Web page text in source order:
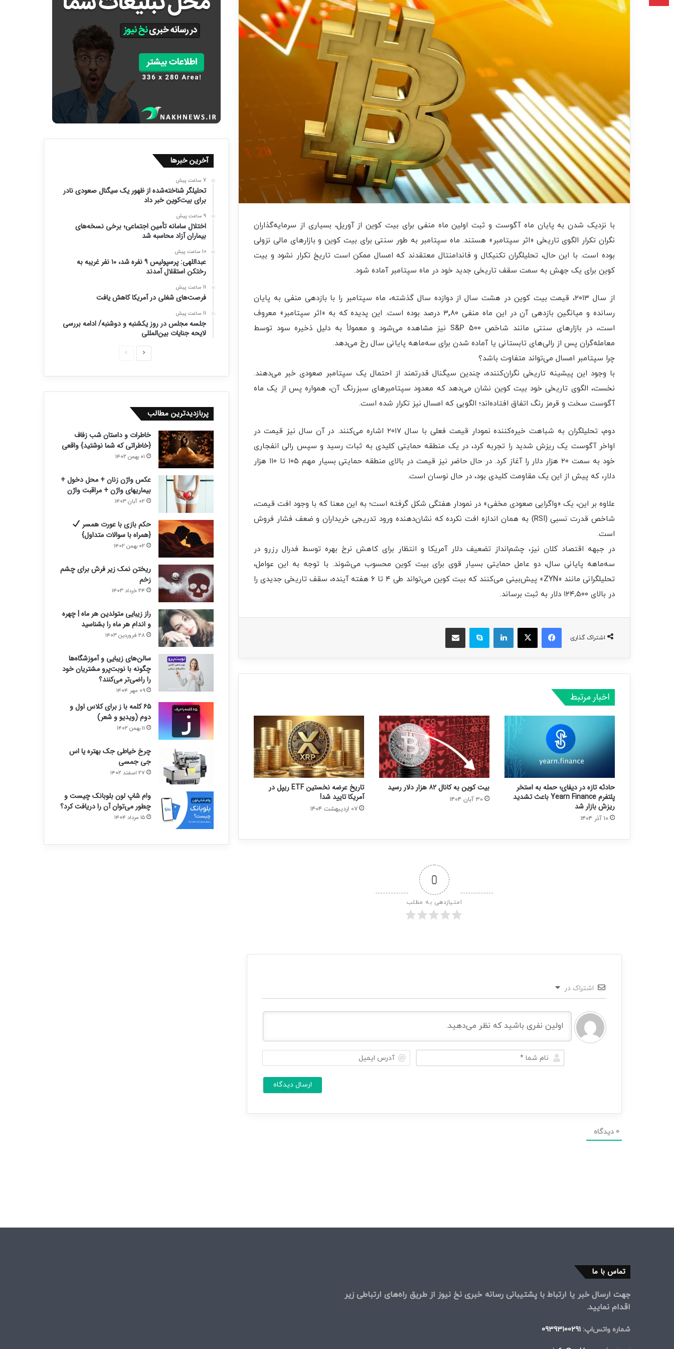
با نزدیک شدن به پایان ماه آگوست و ثبت اولین ماه منفی برای بیت‌ کوین از آوریل، بسیاری از سرمایه‌گذاران
نگران تکرار الگوی تاریخی «اثر سپتامبر» هستند. ماه سپتامبر به طور سنتی برای بیت‌ کوین و بازارهای مالی نزولی
بوده است. با این حال، تحلیلگران تکنیکال و فاندامنتال معتقدند که امسال ممکن است تاریخ تکرار نشود و بیت‌
کوین برای یک جهش به سمت سقف تاریخی جدید خود در ماه سپتامبر آماده شود.
از سال ۲۰۱۳، قیمت بیت‌ کوین در هشت سال از دوازده سال گذشته، ماه سپتامبر را با بازدهی منفی به پایان
رسانده و میانگین بازدهی آن در این ماه منفی ۳٬۸۰ درصد بوده است. این پدیده که به «اثر سپتامبر» معروف
است، در بازارهای سنتی مانند شاخص S&P ۵۰۰ نیز مشاهده می‌شود و معمولاً به دلیل ذخیره سود توسط
معامله‌گران پس از رالی‌های تابستانی یا آماده شدن برای سه‌ماهه پایانی سال رخ می‌دهد.
چرا سپتامبر امسال می‌تواند متفاوت باشد؟
با وجود این پیشینه تاریخی نگران‌کننده، چندین سیگنال قدرتمند از احتمال یک سپتامبر صعودی خبر می‌دهند.
نخست، الگوی تاریخی خود بیت‌ کوین نشان می‌دهد که معدود سپتامبرهای سبزرنگ آن، همواره پس از یک ماه
آگوست سخت و قرمز رنگ اتفاق افتاده‌اند؛ الگویی که امسال نیز تکرار شده است.
دوم، تحلیلگران به شباهت خیره‌کننده نمودار قیمت فعلی با سال ۲۰۱۷ اشاره می‌کنند. در آن سال نیز قیمت در
اواخر آگوست یک ریزش شدید را تجربه کرد، در یک منطقه حمایتی کلیدی به ثبات رسید و سپس رالی انفجاری
خود به سمت ۲۰ هزار دلار را آغاز کرد. در حال حاضر نیز قیمت در بالای منطقه حمایتی بسیار مهم ۱۰۵ تا ۱۱۰ هزار
دلار، که پیش از این یک مقاومت کلیدی بود، در حال نوسان است.
علاوه بر این، یک «واگرایی صعودی مخفی» در نمودار هفتگی شکل گرفته است؛ به این معنا که با وجود افت قیمت،
شاخص قدرت نسبی (RSI) به همان اندازه افت نکرده که نشان‌دهنده ورود تدریجی خریداران و ضعف فشار فروش
است.
در جبهه اقتصاد کلان نیز، چشم‌انداز تضعیف دلار آمریکا و انتظار برای کاهش نرخ بهره توسط فدرال رزرو در
سه‌ماهه پایانی سال، دو عامل حمایتی بسیار قوی برای بیت‌ کوین محسوب می‌شوند. با توجه به این عوامل،
تحلیلگرانی مانند «ZYN» پیش‌بینی می‌کنند که بیت‌ کوین می‌تواند طی ۴ تا ۶ هفته آینده، سقف تاریخی جدیدی را
در بالای ۱۲۴,۵۰۰ دلار به ثبت برساند.
اشتراک گذاری
فیسبوک ایکس لینکداین اسکایپ
اخبار مرتبط
حادثه تازه در دیفای؛ حمله به استخر
پلتفرم Yearn Finance باعث تشدید
ریزش بازار شد
۱۰ آذر ۱۴۰۴
بیت کوین به کانال ۸۲ هزار دلار رسید
۳۰ آبان ۱۴۰۴
‏تاریخ عرضه نخستین ETF ریپل در
آمریکا تایید شد!
۰۷ اردیبهشت ۱۴۰۴
0
امتیازدهی به مطلب
اشتراک در
ا
0 دیدگاه
آخرین خبرها
7 ساعت پیش
تحلیلگر شناخته‌شده از ظهور یک سیگنال صعودی نادر
برای بیت‌کوین خبر داد
9 ساعت پیش
اختلال سامانه تأمین اجتماعی؛ برخی نسخه‌های
بیماران آزاد محاسبه شد
10 ساعت پیش
عبداللهی: پرسپولیس ۹ نفره شد، ۱۰ نفر غریبه به
رختکن استقلال آمدند
11 ساعت پیش
فرصت‌های شغلی در آمریکا کاهش یافت
11 ساعت پیش
جلسه مجلس در روز یکشنبه و دوشنبه/ ادامه بررسی
لایحه جنایات بین‌المللی
ص
ل
ب
ع
د
پربازدیدترین مطالب
خاطرات و داستان شب زفاف
{خاطراتی که شما نوشتید} واقعی
۰۱ بهمن ۱۴۰۲
عکس واژن زنان + محل دخول +
بیماریهای واژن + مراقبت واژن
۰۲ آبان ۱۴۰۳
حکم بازی با عورت همسر
{همراه با سوالات متداول}
۰۲ بهمن ۱۴۰۲
ریختن نمک زیر فرش برای چشم
زخم
۲۴ خرداد ۱۴۰۳
راز زیبایی متولدین هر ماه | چهره
و اندام هر ماه را بشناسید
۲۸ فروردین ۱۴۰۳
سالن‌های زیبایی و آموزشگاه‌ها
چگونه با نوبت‌پرو مشتریان خود
را راضی‌تر می‌کنند؟
۰۹ مهر ۱۴۰۴
۶۵ کلمه با ز برای کلاس اول و
دوم (ویدیو و شعر)
۱۱ بهمن ۱۴۰۲
چرخ خیاطی جک بهتره یا اس
جی جمسی
۲۷ اسفند ۱۴۰۲
وام شاپ لون بلوبانک چیست و
چطور می‌توان آن را دریافت کرد؟
۱۵ مرداد ۱۴۰۴
تماس با ما
جهت ارسال خبر یا ارتباط با پشتیبانی رسانه خبری نخ نیوز از طریق راه‌های ارتباطی زیر
اقدام نمایید.
شماره واتس‌اپ: 09393100291